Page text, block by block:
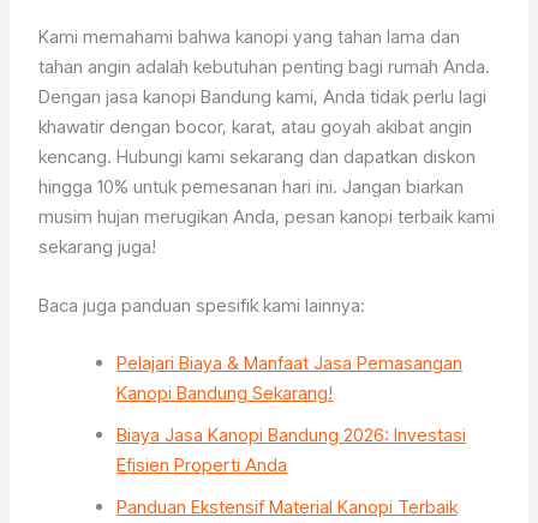
Kami memahami bahwa kanopi yang tahan lama dan
tahan angin adalah kebutuhan penting bagi rumah Anda.
Dengan jasa kanopi Bandung kami, Anda tidak perlu lagi
khawatir dengan bocor, karat, atau goyah akibat angin
kencang. Hubungi kami sekarang dan dapatkan diskon
hingga 10% untuk pemesanan hari ini. Jangan biarkan
musim hujan merugikan Anda, pesan kanopi terbaik kami
sekarang juga!
Baca juga panduan spesifik kami lainnya:
Pelajari Biaya & Manfaat Jasa Pemasangan
Kanopi Bandung Sekarang!
Biaya Jasa Kanopi Bandung 2026: Investasi
Efisien Properti Anda
Panduan Ekstensif Material Kanopi Terbaik